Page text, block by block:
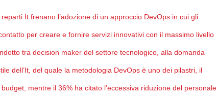
It frenano l’adozione di un approccio DevOps in cui gli
per creare e fornire servizi innovativi con il massimo livello
tra decision maker del settore tecnologico, alla domanda
dell’It, del quale la metodologia DevOps è uno dei pilastri, il
mentre il 36% ha citato l’eccessiva riduzione del personale